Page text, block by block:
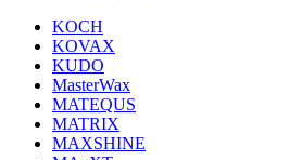
KOCH
KOVAX
KUDO
MasterWax
MATEQUS
MATRIX
MAXSHINE